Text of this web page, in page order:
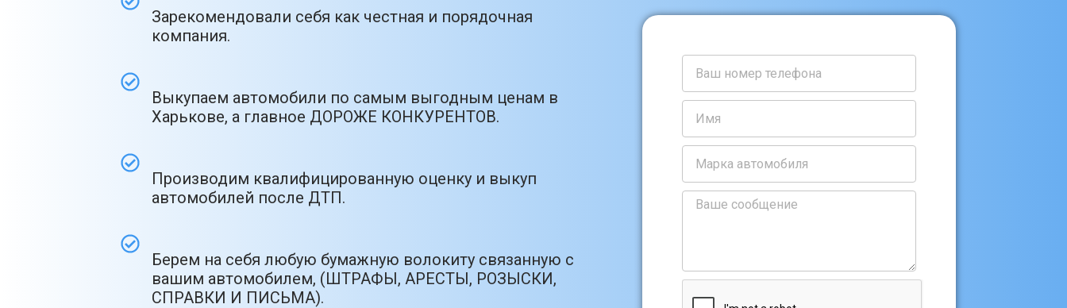
Зарекомендовали себя как честная и порядочная
компания.
Выкупаем автомобили по самым выгодным ценам в
Харькове, а главное ДОРОЖЕ КОНКУРЕНТОВ.
Производим квалифицированную оценку и выкуп
автомобилей после ДТП.
Берем на себя любую бумажную волокиту связанную с
вашим автомобилем, (ШТРАФЫ, АРЕСТЫ, РОЗЫСКИ,
СПРАВКИ И ПИСЬМА).